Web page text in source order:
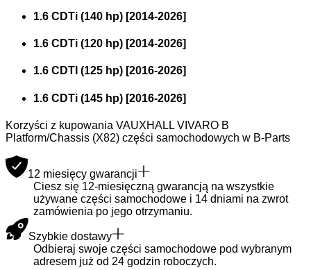
1.6 CDTi (140 hp) [2014-2026]
1.6 CDTi (120 hp) [2014-2026]
1.6 CDTI (125 hp) [2016-2026]
1.6 CDTi (145 hp) [2016-2026]
Korzyści z kupowania VAUXHALL VIVARO B
Platform/Chassis (X82) części samochodowych w B-Parts
12 miesięcy gwarancji
Ciesz się 12-miesięczną gwarancją na wszystkie
używane części samochodowe i 14 dniami na zwrot
zamówienia po jego otrzymaniu.
Szybkie dostawy
Odbieraj swoje części samochodowe pod wybranym
adresem już od 24 godzin roboczych.